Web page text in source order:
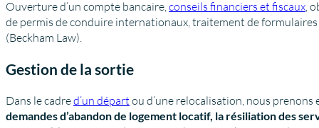
Ouverture d’un compte bancaire, conseils financiers et fiscaux ,
de permis de conduire internationaux, traitement de
(Beckham Law).
Gestion de la sortie
Dans le cadred’un départ ou d’une relocalisation, nous prenons
demandes d’abandon de logement locatif, la résiliation des